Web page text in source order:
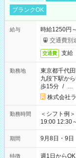
ブランクOK
給与
時給1250円～
交通費別
交通費 支給
勤務地
東京都千代
九段下駅か
歩15分 / …
株式会社
勤務時間
＜シフト例
19:00 12:30～22:00 上記の時間から好
時間は変更
期間 9月8日・9日
特徴 週1日からOK